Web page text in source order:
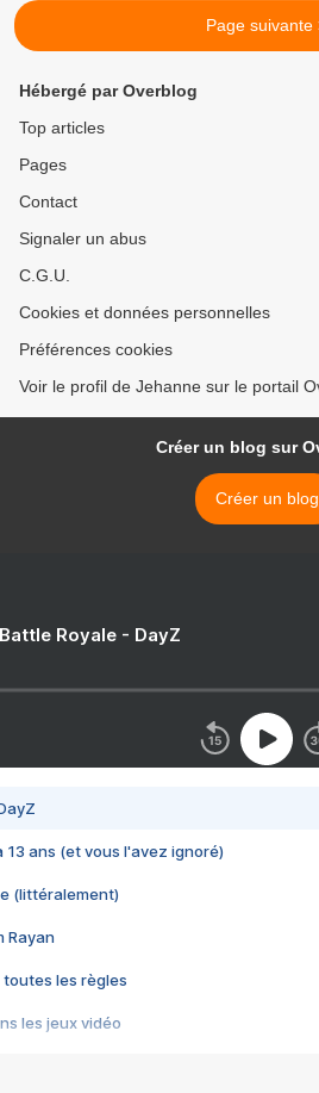
Page suivante
Hébergé par Overblog
Top articles
Pages
Contact
Signaler un abus
C.G.U.
Cookies et données personnelles
Préférences cookies
Voir le profil de Jehanne sur le portail
Créer un blog sur
Créer un blog
Royale - DayZ
13 ans (et vous l'avez ignoré)
(littéralement)
Rayan
toutes les règles
les jeux vidéo